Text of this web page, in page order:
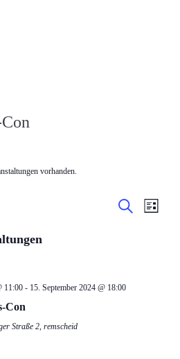
vorhanden.
und
Liste
11:00- 15. September 2024 @ 18:00
Con
Straße 2, remscheid